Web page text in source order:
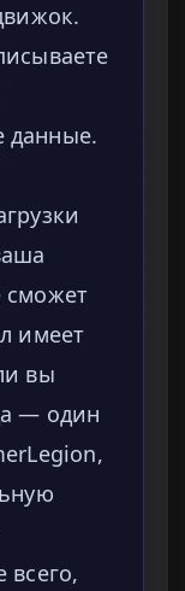
данные.
сможет
имеет
вы
— один
всего,